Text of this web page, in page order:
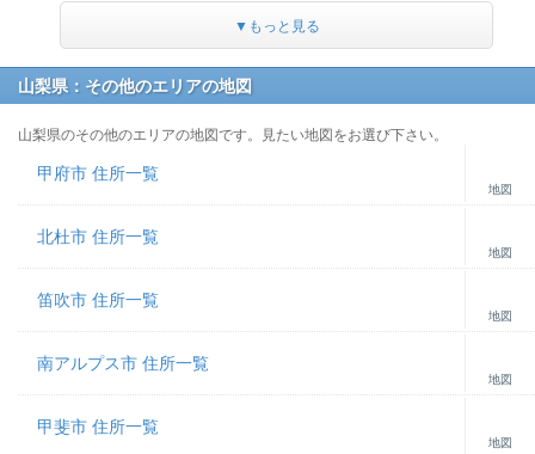
▼もっと見る
山梨県：その他のエリアの地図
山梨県のその他のエリアの地図です。見たい地図をお選び下さい。
甲府市 住所一覧
地図
北杜市 住所一覧
地図
笛吹市 住所一覧
地図
南アルプス市 住所一覧
地図
甲斐市 住所一覧
地図